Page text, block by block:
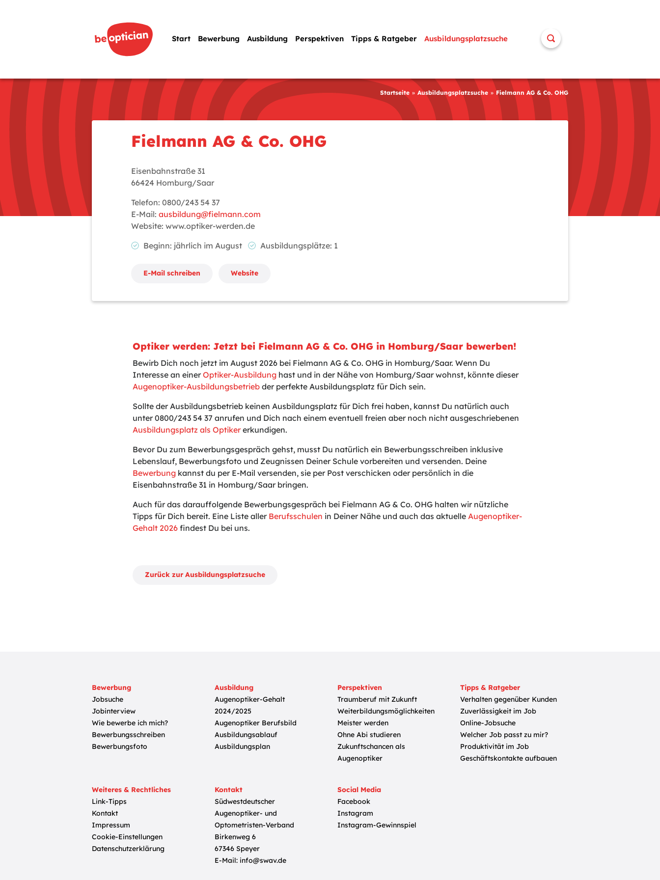
Start Bewerbung Ausbildung Perspektiven Tipps & Ratgeber Ausbildungsplatzsuche
Startseite Ausbildungsplatzsuche Fielmann AG & Co. OHG
Fielmann AG & Co. OHG
Eisenbahnstraße 31
66424 Homburg/Saar
Telefon: 0800/243 54 37
E-Mail: ausbildung@fielmann.com
Website: www.optiker-werden.de
Beginn: jährlich im August
Ausbildungsplätze: 1
E-Mail schreiben Website
Optiker werden: Jetzt bei Fielmann AG & Co. OHG in Homburg/Saar bewerben!
Bewirb Dich noch jetzt im August 2026 bei Fielmann AG & Co. OHG in Homburg/Saar. Wenn Du
Interesse an einerOptiker-Ausbildung hast und in der Nähe von Homburg/Saar wohnst, könnte dieser
Augenoptiker-Ausbildungsbetrieb der perfekte Ausbildungsplatz für Dich sein.
Sollte der Ausbildungsbetrieb keinen Ausbildungsplatz für Dich frei haben, kannst Du natürlich auch
unter 0800/243 54 37 anrufen und Dich nach einem eventuell freien aber noch nicht ausgeschriebenen
Ausbildungsplatz als Optiker erkundigen.
Bevor Du zum Bewerbungsgespräch gehst, musst Du natürlich ein Bewerbungsschreiben inklusive
Lebenslauf, Bewerbungsfoto und Zeugnissen Deiner Schule vorbereiten und versenden. Deine
Bewerbung kannst du per E-Mail versenden, sie per Post verschicken oder persönlich in die
Eisenbahnstraße 31 in Homburg/Saar bringen.
Auch für das darauffolgende Bewerbungsgespräch bei Fielmann AG & Co. OHG halten wir nützliche
Tipps für Dich bereit. Eine Liste aller Berufsschulen in Deiner Nähe und auch das aktuelleAugenoptiker-
Gehalt 2026 findest Du bei uns.
Zurück zur Ausbildungsplatzsuche
Bewerbung
Jobsuche
Jobinterview
Wie bewerbe ich mich?
Bewerbungsschreiben
Bewerbungsfoto
Ausbildung
Augenoptiker-Gehalt
2024/2025
Augenoptiker Berufsbild
Ausbildungsablauf
Ausbildungsplan
Perspektiven
Traumberuf mit Zukunft
Weiterbildungsmöglichkeiten
Meister werden
Ohne Abi studieren
Zukunftschancen als
Augenoptiker
Tipps & Ratgeber
Verhalten gegenüber Kunden
Zuverlässigkeit im Job
Online-Jobsuche
Welcher Job passt zu mir?
Produktivität im Job
Geschäftskontakte aufbauen
Weiteres & Rechtliches
Link-Tipps
Kontakt
Impressum
Cookie-Einstellungen
Datenschutzerklärung
Kontakt
Südwestdeutscher
Augenoptiker- und
Optometristen-Verband
Birkenweg 6
67346 Speyer
E-Mail: info@swav.de
Social Media
Facebook
Instagram
Instagram-Gewinnspiel